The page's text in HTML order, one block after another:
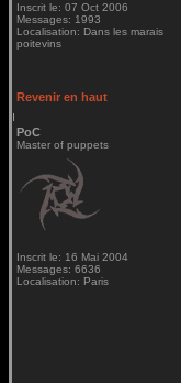
Inscrit le: 07 Oct 2006
Messages: 1993
Localisation: Dans les marais
poitevins
Revenir en haut
PoC
Master of puppets
Inscrit le: 16 Mai 2004
Messages: 6636
Localisation: Paris